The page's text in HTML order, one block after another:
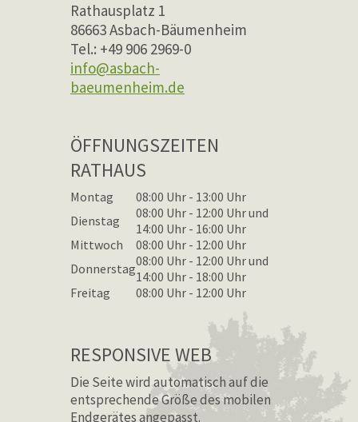
Rathausplatz 1
86663 Asbach-Bäumenheim
Tel.: +49 906 2969-0
info@asbach-
baeumenheim.de
ÖFFNUNGSZEITEN
RATHAUS
Montag
08:00 Uhr - 13:00 Uhr
Dienstag
08:00 Uhr - 12:00 Uhr und
14:00 Uhr - 16:00 Uhr
Mittwoch
08:00 Uhr - 12:00 Uhr
Donnerstag08:00 Uhr - 12:00 Uhr und
14:00 Uhr - 18:00 Uhr
Freitag
08:00 Uhr - 12:00 Uhr
RESPONSIVE WEB
Die Seite wird automatisch auf die
entsprechende Größe des mobilen
Endgerätes angepasst.